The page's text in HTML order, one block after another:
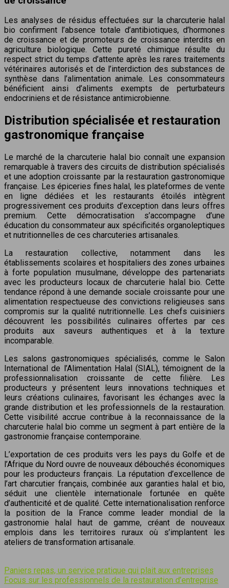
Les analyses de résidus effectuées sur la charcuterie halal
bio confirment l’absence totale d’antibiotiques, d’hormones
de croissance et de promoteurs de croissance interdits en
agriculture biologique. Cette pureté chimique résulte du
respect strict du temps d’attente après les rares traitements
vétérinaires autorisés et de l’interdiction des substances de
synthèse dans l’alimentation animale. Les consommateurs
bénéficient ainsi d’aliments exempts de perturbateurs
endocriniens et de résistance antimicrobienne.
Distribution spécialisée et restauration
gastronomique française
Le marché de la charcuterie halal bio connaît une expansion
remarquable à travers des circuits de distribution spécialisés
et une adoption croissante par la restauration gastronomique
française. Les épiceries fines halal, les plateformes de vente
en ligne dédiées et les restaurants étoilés intègrent
progressivement ces produits d’exception dans leurs offres
premium. Cette démocratisation s’accompagne d’une
éducation du consommateur aux spécificités organoleptiques
et nutritionnelles de ces charcuteries artisanales.
La restauration collective, notamment dans les
établissements scolaires et hospitaliers des zones urbaines
à forte population musulmane, développe des partenariats
avec les producteurs locaux de charcuterie halal bio. Cette
tendance répond à une demande sociale croissante pour une
alimentation respectueuse des convictions religieuses sans
compromis sur la qualité nutritionnelle. Les chefs cuisiniers
découvrent les possibilités culinaires offertes par ces
produits aux saveurs authentiques et à la texture
incomparable.
Les salons gastronomiques spécialisés, comme le Salon
International de l’Alimentation Halal (SIAL), témoignent de la
professionnalisation croissante de cette filière. Les
producteurs y présentent leurs innovations techniques et
leurs créations culinaires, favorisant les échanges avec la
grande distribution et les professionnels de la restauration.
Cette visibilité accrue contribue à la reconnaissance de la
charcuterie halal bio comme un segment à part entière de la
gastronomie française contemporaine.
L’exportation de ces produits vers les pays du Golfe et de
l’Afrique du Nord ouvre de nouveaux débouchés économiques
pour les producteurs français. La réputation d’excellence de
l’art charcutier français, combinée aux garanties halal et bio,
séduit une clientèle internationale fortunée en quête
d’authenticité et de qualité. Cette internationalisation renforce
la position de la France comme leader mondial de la
gastronomie halal haut de gamme, créant de nouveaux
emplois dans les territoires ruraux où s’implantent les
ateliers de transformation artisanale.
Paniers repas, un service pratique qui plait aux entreprises
Focus sur les professionnels de la restauration d’entreprise